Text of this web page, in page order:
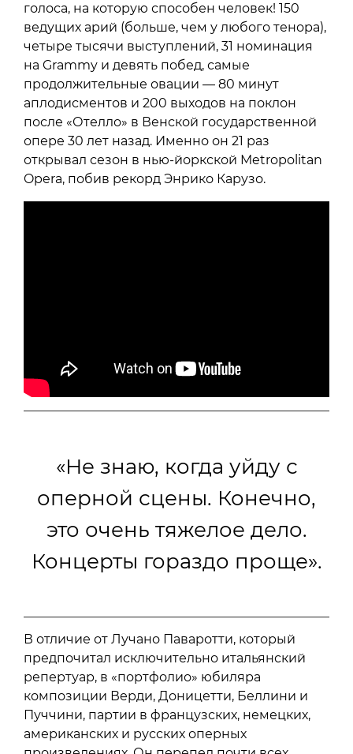
голоса, на которую способен человек! 150
ведущих арий (больше, чем у любого тенора),
четыре тысячи выступлений, 31 номинация
на Grammy и девять побед, самые
продолжительные овации — 80 минут
аплодисментов и 200 выходов на поклон
после «Отелло» в Венской государственной
опере 30 лет назад. Именно он 21 раз
открывал сезон в нью-йоркской Metropolitan
Opera, побив рекорд Энрико Карузо.
«Не знаю, когда уйду с
оперной сцены. Конечно,
это очень тяжелое дело.
Концерты гораздо проще».
В отличие от Лучано Паваротти, который
предпочитал исключительно итальянский
репертуар, в «портфолио» юбиляра
композиции Верди, Доницетти, Беллини и
Пуччини, партии в французских, немецких,
американских и русских оперных